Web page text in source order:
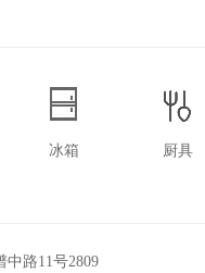
冰箱 厨具
路11号2809